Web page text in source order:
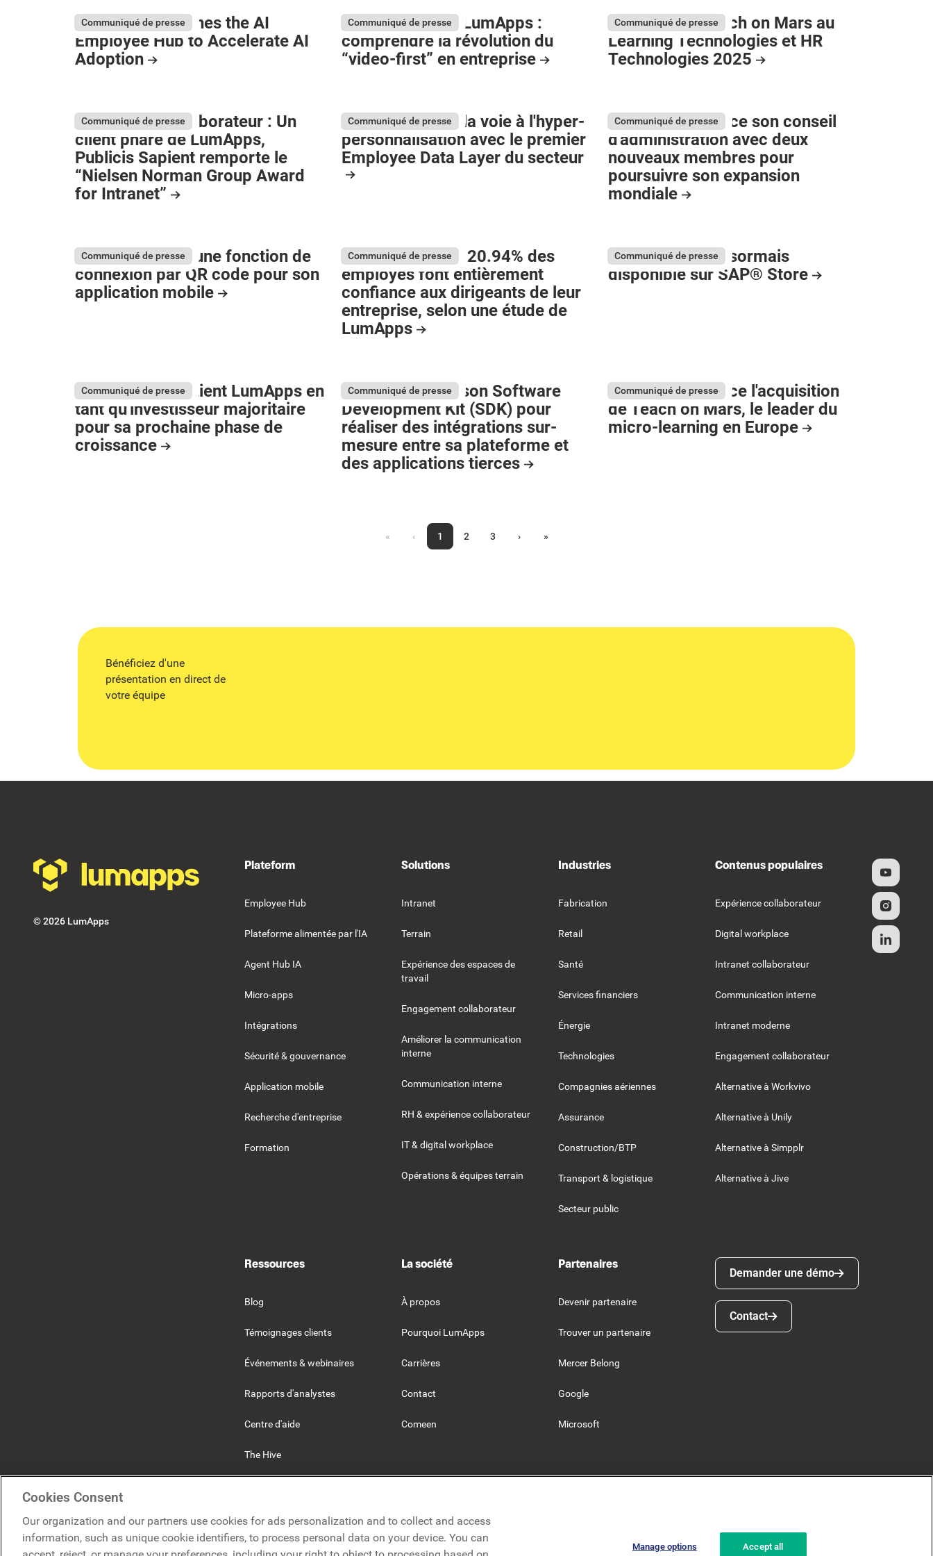
Communiqué de presse
LumApps Launches the AI
Employee Hub to Accelerate AI
Adoption
Communiqué de presse
Etude exclusive LumApps :
comprendre la révolution du
“video-first” en entreprise
Communiqué de presse
LumApps et Teach on Mars au
Learning Technologies et HR
Technologies 2025
Communiqué de presse
Expérience collaborateur : Un
client phare de LumApps,
Publicis Sapient remporte le
“Nielsen Norman Group Award
for Intranet”
Communiqué de presse
LumApps ouvre la voie à l'hyper-
personnalisation avec le premier
Employee Data Layer du secteur
Communiqué de presse
LumApps renforce son conseil
d'administration avec deux
nouveaux membres pour
poursuivre son expansion
mondiale
Communiqué de presse
LumApps lance une fonction de
connexion par QR code pour son
application mobile
Communiqué de presse
En France, seuls 20.94% des
employés font entièrement
confiance aux dirigeants de leur
entreprise, selon une étude de
LumApps
Communiqué de presse
LumApps est désormais
disponible sur SAP® Store
Communiqué de presse
Bridgepoint soutient LumApps en
tant qu'investisseur majoritaire
pour sa prochaine phase de
croissance
Communiqué de presse
LumApps lance son Software
Development Kit (SDK) pour
réaliser des intégrations sur-
mesure entre sa plateforme et
des applications tierces
Communiqué de presse
LumApps annonce l'acquisition
de Teach on Mars, le leader du
micro-learning en Europe
« ‹ 1 2 3 › »
Bénéficiez d'une
présentation en direct de
votre équipe
©2026 LumApps
Plateform
Employee Hub
Plateforme alimentée par l'IA
Agent Hub IA
Micro-apps
Intégrations
Sécurité & gouvernance
Application mobile
Recherche d'entreprise
Formation
Solutions
Intranet
Terrain
Expérience des espaces de
travail
Engagement collaborateur
Améliorer la communication
interne
Communication interne
RH & expérience collaborateur
IT & digital workplace
Opérations & équipes terrain
Industries
Fabrication
Retail
Santé
Services financiers
Énergie
Technologies
Compagnies aériennes
Assurance
Construction/BTP
Transport & logistique
Secteur public
Contenus populaires
Expérience collaborateur
Digital workplace
Intranet collaborateur
Communication interne
Intranet moderne
Engagement collaborateur
Alternative à Workvivo
Alternative à Unily
Alternative à Simpplr
Alternative à Jive
Ressources
Blog
Témoignages clients
Événements & webinaires
Rapports d'analystes
Centre d'aide
The Hive
La société
À propos
Pourquoi LumApps
Carrières
Contact
Comeen
Partenaires
Devenir partenaire
Trouver un partenaire
Mercer Belong
Google
Microsoft
Demander une démo
Demander une démo
Contact
Contact
Cookies Consent
Our organization and our partners use cookies for ads personalization and to collect and access
information, such as unique cookie identifiers, to process personal data on your device. You can
Manage options Accept all